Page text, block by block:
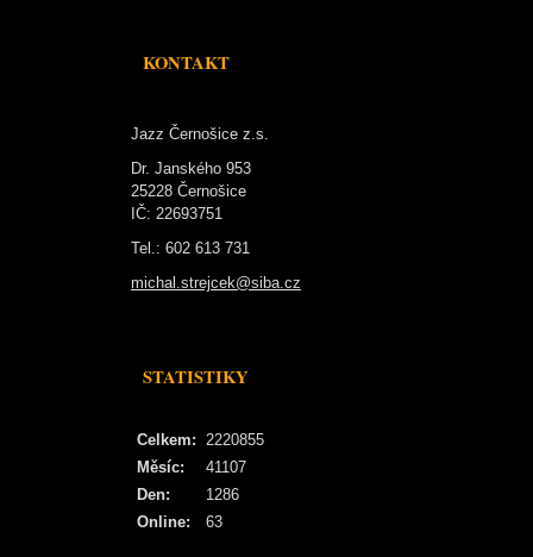
KONTAKT
Jazz Černošice z.s.
Dr. Janského 953
25228 Černošice
IČ: 22693751
Tel.: 602 613 731
michal.strejcek@siba.cz
STATISTIKY
Online: 63
Celkem: 2220855
Měsíc:
41107
Den:
1286